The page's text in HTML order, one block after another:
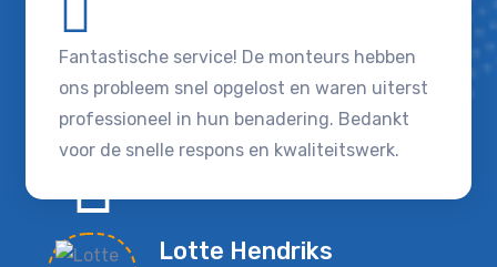
Fantastische service! De monteurs hebben
ons probleem snel opgelost en waren uiterst
professioneel in hun benadering. Bedankt
voor de snelle respons en kwaliteitswerk.
Lotte Hendriks